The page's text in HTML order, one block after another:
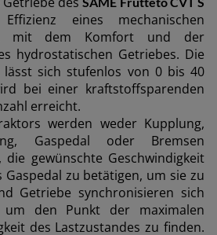
eines mechanischen
mit dem Komfort und der
hydrostatischen Getriebes. Die
lässt sich stufenlos von 0 bis 40
bei einer kraftstoffsparenden
erreicht.
werden weder Kupplung,
Gaspedal oder Bremsen
gewünschte Geschwindigkeit
zu betätigen, um sie zu
Getriebe synchronisieren sich
um den Punkt der maximalen
des Lastzustandes zu finden.